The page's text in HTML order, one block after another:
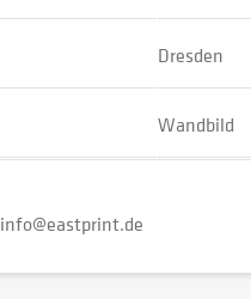
Dresden
Wandbild
info@eastprint.de